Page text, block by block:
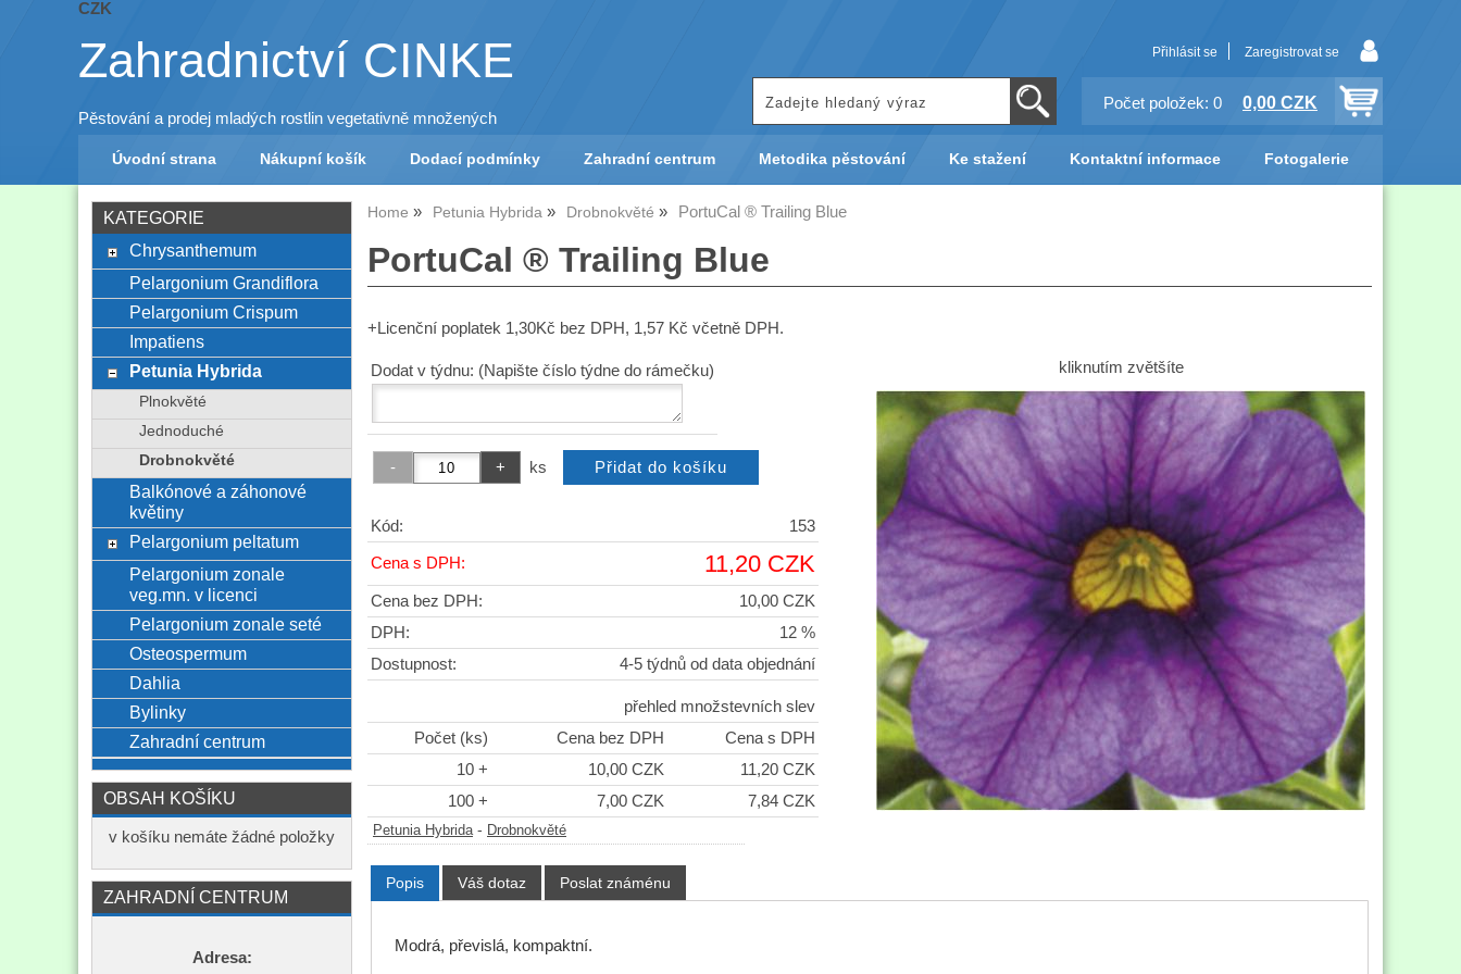
CZK
Přihlásit se Zaregistrovat se
Počet položek: 0 0,00 CZK
Zahradnictví CINKE
Pěstování a prodej mladých rostlin vegetativně množených
Úvodní strana Nákupní košík Dodací podmínky Zahradní centrum Metodika pěstování Ke stažení Kontaktní informace Fotogalerie
Home Petunia Hybrida Drobnokvěté PortuCal ® Trailing Blue
PortuCal ® Trailing Blue
+Licenční poplatek 1,30Kč bez DPH, 1,57 Kč včetně DPH.
kliknutím zvětšíte
Dodat v týdnu: (Napište číslo týdne do rámečku)
ks
Kód: 153
Cena s DPH: 11,20 CZK
Cena bez DPH:
10,00 CZK
DPH:
12 %
Dostupnost:
4-5 týdnů od data objednání
přehled množstevních slev
Počet (ks)
Cena bez DPH
Cena s DPH
10 +
10,00 CZK
11,20 CZK
100 +
7,00 CZK 7,84 CZK
Petunia Hybrida - Drobnokvěté
Popis Váš dotaz Poslat známénu
Modrá, převislá, kompaktní.
KATEGORIE
Chrysanthemum
Pelargonium Grandiflora
Pelargonium Crispum
Impatiens
Petunia Hybrida
Plnokvěté
Jednoduché
Drobnokvěté
Balkónové a záhonové
květiny
Pelargonium peltatum
Pelargonium zonale
veg.mn. v licenci
Pelargonium zonale seté
Osteospermum
Dahlia
Bylinky
Zahradní centrum
OBSAH KOŠÍKU
v košíku nemáte žádné položky
ZAHRADNÍ CENTRUM
Adresa: